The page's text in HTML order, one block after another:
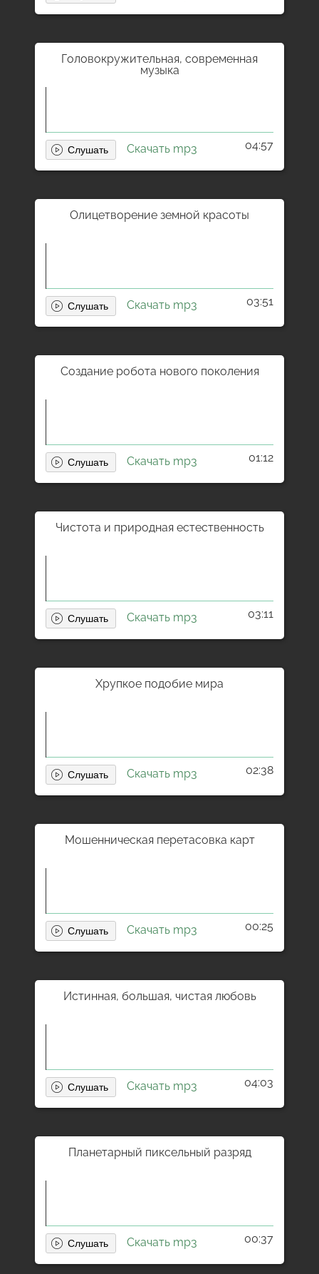
Головокружительная, современная
музыка
Скачать mp3 04:57
Олицетворение земной красоты
Скачать mp3 03:51
Создание робота нового поколения
Скачать mp3 01:12
Чистота и природная естественность
Скачать mp3 03:11
Хрупкое подобие мира
Скачать mp3 02:38
Мошенническая перетасовка карт
Скачать mp3 00:25
Истинная, большая, чистая любовь
Скачать mp3 04:03
Планетарный пиксельный разряд
Скачать mp3 00:37